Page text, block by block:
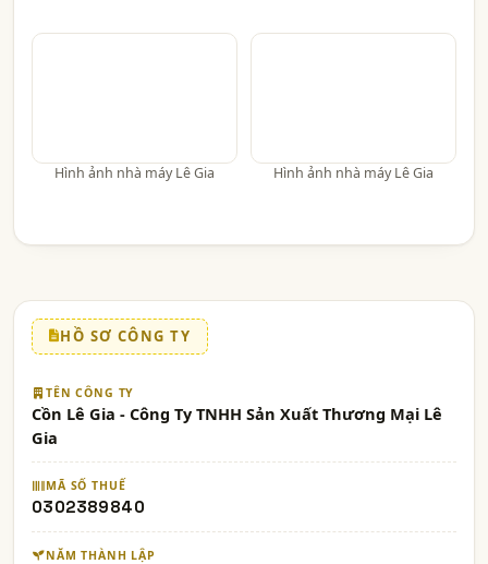
Hình ảnh nhà máy Lê Gia Hình ảnh nhà máy Lê Gia
HỒ SƠ CÔNG TY
TÊN CÔNG TY
Cồn Lê Gia - Công Ty TNHH Sản Xuất Thương Mại Lê
Gia
MÃ SỐ THUẾ
0302389840
NĂM THÀNH LẬP